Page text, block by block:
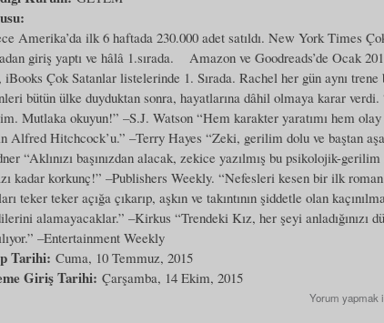
Amerika’da ilk 6 haftada 230.000 adet satıldı. New York Times
giriş yaptı ve hâlâ 1.sırada. Amazon ve Goodreads’de Ocak
iBooks Çok Satanlar listelerinde 1. Sırada. Rachel her gün aynı
bütün ülke duyduktan sonra, hayatlarına dâhil olmaya karar
Mutlaka okuyun!” –S.J. Watson “Hem karakter yaratımı hem
Alfred Hitchcock’u.” –Terry Hayes “Zeki, gerilim dolu ve baştan
“Aklınızı başınızdan alacak, zekice yazılmış bu psikolojik-
kadar korkunç!” –Publishers Weekly. “Nefesleri kesen bir ilk
teker teker açığa çıkarıp, aşkın ve takıntının şiddetle olan
alamayacaklar.” –Kirkus “Trendeki Kız, her şeyi anladığınızı
–Entertainment Weekly
Tarihi: Cuma, 10 Temmuz, 2015
Giriş Tarihi: Çarşamba, 14 Ekim, 2015
Yorum yapmak